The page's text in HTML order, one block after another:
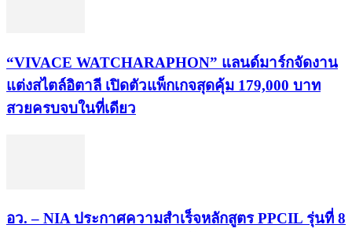
“VIVACE WATCHARAPHON” แลนด์มาร์กจัดงาน
แต่งสไตล์อิตาลี เปิดตัวแพ็กเกจสุดคุ้ม 179,000 บาท
สวยครบจบในที่เดียว
อว. – NIA ประกาศความสำเร็จหลักสูตร PPCIL รุ่นที่ 8